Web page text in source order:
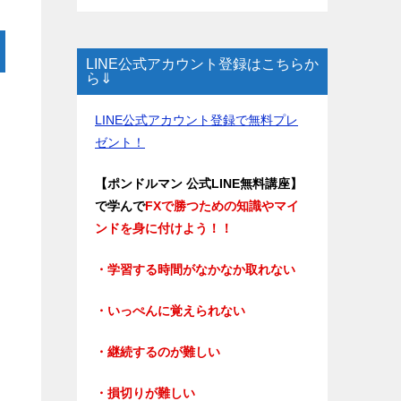
LINE公式アカウント登録はこちらか
ら⇓
LINE公式アカウント登録で無料プレ
ゼント！
【ポンドルマン 公式LINE無料講座】
で学んでFXで勝つための知識やマイ
ンドを身に付けよう！！
・学習する時間がなかなか取れない
・いっぺんに覚えられない
・継続するのが難しい
・損切りが難しい